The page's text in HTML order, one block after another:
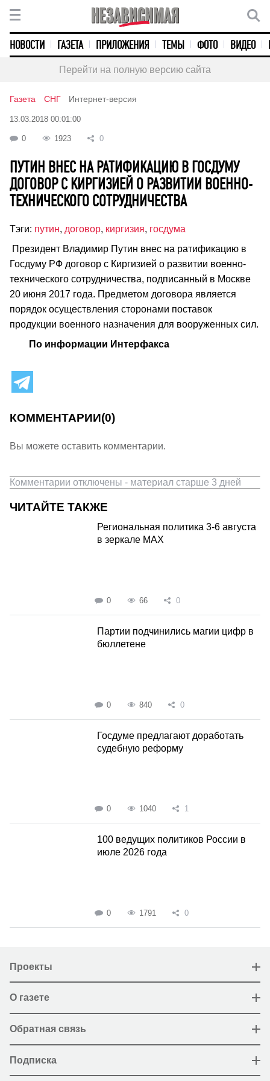
НОВОСТИ ГАЗЕТА ПРИЛОЖЕНИЯ ТЕМЫ ФОТО ВИДЕО
Перейти на полную версию сайта
Газета СНГ Интернет-версия
13.03.2018 00:01:00
0 1923 0
ПУТИН ВНЕС НА РАТИФИКАЦИЮ В ГОСДУМУ
ДОГОВОР С КИРГИЗИЕЙ О РАЗВИТИИ ВОЕННО-
ТЕХНИЧЕСКОГО СОТРУДНИЧЕСТВА
Тэги: путин, договор, киргизия, госдума
Президент Владимир Путин внес на ратификацию в
Госдуму РФ договор с Киргизией о развитии военно-
технического сотрудничества, подписанный в Москве
20 июня 2017 года. Предметом договора является
порядок осуществления сторонами поставок
продукции военного назначения для вооруженных сил.
По информации Интерфакса
КОММЕНТАРИИ(0)
Вы можете оставить комментарии.
Комментарии отключены - материал старше 3 дней
ЧИТАЙТЕ ТАКЖЕ
Региональная политика 3-6 августа
в зеркале MAX
0 66 0
Партии подчинились магии цифр в
бюллетене
0 840 0
Госдуме предлагают доработать
судебную реформу
0 1040 1
100 ведущих политиков России в
июле 2026 года
0 1791 0
Проекты
О газете
Обратная связь
Подписка